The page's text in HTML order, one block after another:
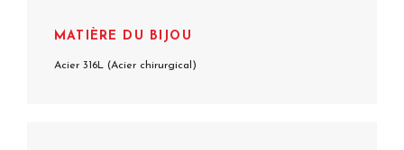
MATIÈRE DU BIJOU
Acier 316L (Acier chirurgical)